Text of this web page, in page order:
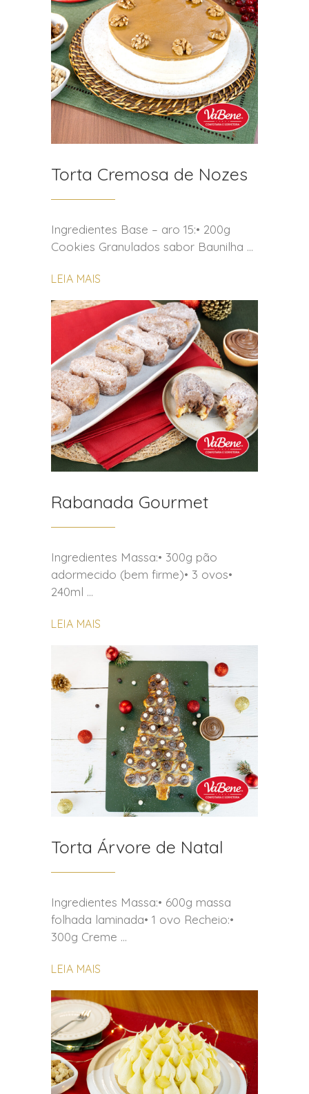
Torta Cremosa de Nozes
Ingredientes Base – aro 15:• 200g
Cookies Granulados sabor Baunilha
LEIA MAIS
Rabanada Gourmet
Ingredientes Massa:• 300g pão
adormecido (bem firme)• 3 ovos•
240ml
LEIA MAIS
Torta Árvore de Natal
Ingredientes Massa:• 600g massa
folhada laminada• 1 ovo Recheio:•
300g Creme
LEIA MAIS